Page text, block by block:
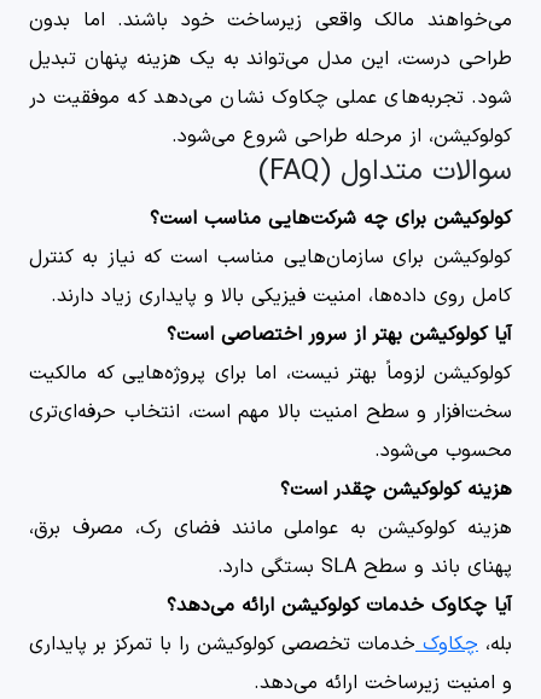
می‌خواهند مالک واقعی زیرساخت خود باشند. اما بدون
طراحی درست، این مدل می‌تواند به یک هزینه پنهان تبدیل
شود. تجربه‌های عملی چکاوک نشان می‌دهد که موفقیت در
کولوکیشن، از مرحله طراحی شروع می‌شود.
سوالات متداول (FAQ)
کولوکیشن برای چه شرکت‌هایی مناسب است؟
کولوکیشن برای سازمان‌هایی مناسب است که نیاز به کنترل
کامل روی داده‌ها، امنیت فیزیکی بالا و پایداری زیاد دارند.
آیا کولوکیشن بهتر از سرور اختصاصی است؟
کولوکیشن لزوماً بهتر نیست، اما برای پروژه‌هایی که مالکیت
سخت‌افزار و سطح امنیت بالا مهم است، انتخاب حرفه‌ای‌تری
محسوب می‌شود.
هزینه کولوکیشن چقدر است؟
هزینه کولوکیشن به عواملی مانند فضای رک، مصرف برق،
پهنای باند و سطح SLA بستگی دارد.
آیا چکاوک خدمات کولوکیشن ارائه می‌دهد؟
بله، چکاوکخدمات تخصصی کولوکیشن را با تمرکز بر پایداری
و امنیت زیرساخت ارائه می‌دهد.